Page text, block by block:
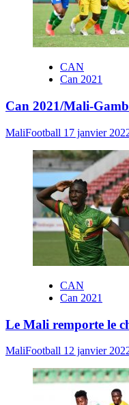
CAN
Can 2021
Can 2021/Mali-
MaliFootball 17 janvier
CAN
Can 2021
Le Mali remporte le
MaliFootball 12 janvier